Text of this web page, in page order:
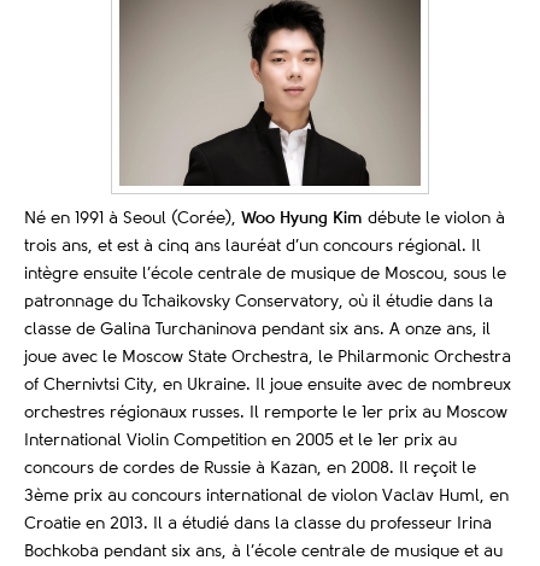
Né en 1991 à Seoul (Corée), Woo Hyung Kim débute le violon à
trois ans, et est à cinq ans lauréat d’un concours régional. Il
intègre ensuite l’école centrale de musique de Moscou, sous le
patronnage du Tchaikovsky Conservatory, où il étudie dans la
classe de Galina Turchaninova pendant six ans. A onze ans, il
joue avec le Moscow State Orchestra, le Philarmonic Orchestra
of Chernivtsi City, en Ukraine. Il joue ensuite avec de nombreux
orchestres régionaux russes. Il remporte le 1er prix au Moscow
International Violin Competition en 2005 et le 1er prix au
concours de cordes de Russie à Kazan, en 2008. Il reçoit le
3ème prix au concours international de violon Vaclav Huml, en
Croatie en 2013. Il a étudié dans la classe du professeur Irina
Bochkoba pendant six ans, à l’école centrale de musique et au